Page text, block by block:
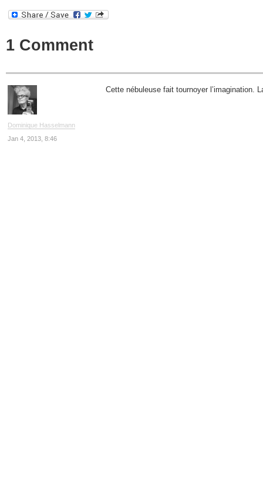
1 Comment
Dominique Hasselmann
Jan 4, 2013, 8:46
Cette nébuleuse fait tournoyer l’imagination.